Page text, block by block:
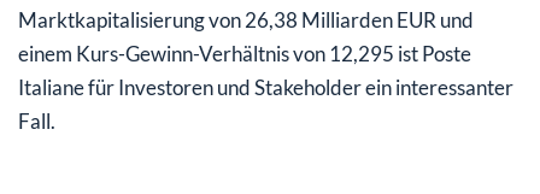
Marktkapitalisierung von 26,38 Milliarden EUR und
einem Kurs-Gewinn-Verhältnis von 12,295 ist Poste
Italiane für Investoren und Stakeholder ein interessanter
Fall.